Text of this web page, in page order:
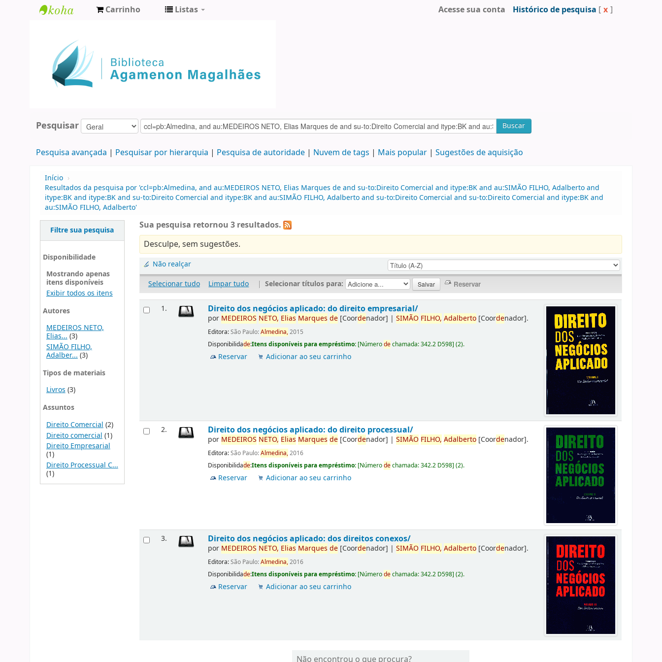
Agamenon
Magalhães
Carrinho Listas Acesse sua conta Histórico de pesquisa [ x ]
Pesquisar Buscar
Pesquisa avançada Pesquisar por hierarquia Pesquisa de autoridade Nuvem de tags Mais popular Sugestões de aquisição
Início ›
Resultados da pesquisa por 'ccl=pb:Almedina, and au:MEDEIROS NETO, Elias Marques de and su-to:Direito Comercial and itype:BK and au:SIMÃO FILHO, Adalberto and
itype:BK and itype:BK and su-to:Direito Comercial and itype:BK and au:SIMÃO FILHO, Adalberto and su-to:Direito Comercial and su-to:Direito Comercial and itype:BK and
au:SIMÃO FILHO, Adalberto'
Filtre sua pesquisa
Disponibilidade
Mostrando apenas
itens disponíveis
Exibir todos os itens
Autores
MEDEIROS NETO,
Elias...(3)
SIMÃO FILHO,
Adalber... (3)
Tipos de materiais
Livros(3)
Assuntos
Direito Comercial (2)
Direito comercial (1)
Direito Empresarial
(1)
Direito Processual C...
(1)
Sua pesquisa retornou 3 resultados.
Desculpe, sem sugestões.
Não realçar
Selecionar tudo
Limpar tudo | Selecionar títulos para:
1. Direito dos negócios aplicado: do direito empresarial/
por MEDEIROS NETO, Elias Marques de [Coordenador] |SIMÃO FILHO, Adalberto [Coordenador].
Editora:São Paulo:Almedina,2015
Disponibilidade:Itens disponíveis para empréstimo: [Númerodechamada:342.2 D598](2).
Reservar Adicionar ao seu carrinho
2. Direito dos negócios aplicado: do direito processual/
por MEDEIROS NETO, Elias Marques de [Coordenador] |SIMÃO FILHO, Adalberto [Coordenador].
Editora:São Paulo:Almedina,2016
Disponibilidade:Itens disponíveis para empréstimo: [Númerodechamada:342.2 D598](2).
Reservar Adicionar ao seu carrinho
3. Direito dos negócios aplicado: dos direitos conexos/
por MEDEIROS NETO, Elias Marques de [Coordenador] |SIMÃO FILHO, Adalberto [Coordenador].
Editora:São Paulo:Almedina,2016
Disponibilidade:Itens disponíveis para empréstimo: [Númerodechamada:342.2 D598](2).
Reservar Adicionar ao seu carrinho